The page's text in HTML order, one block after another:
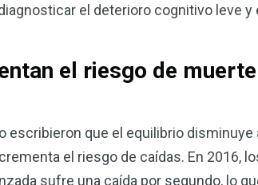
el deterioro cognitivo leve
el riesgo de
escribieron que el equilibrio
el riesgo de caídas. En 2016,
sufre una caída por segundo, lo